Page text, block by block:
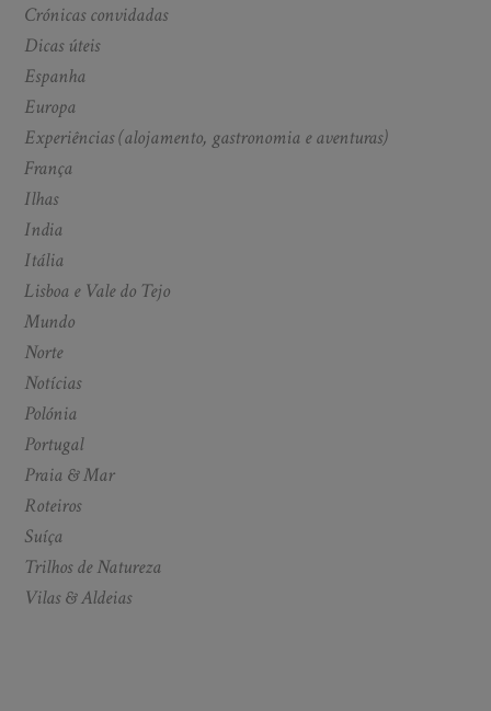
Crónicas convidadas
Dicas úteis
Espanha
Europa
Experiências (alojamento, gastronomia e aventuras)
França
Ilhas
India
Itália
Lisboa e Vale do Tejo
Mundo
Norte
Notícias
Polónia
Portugal
Praia & Mar
Roteiros
Suíça
Trilhos de Natureza
Vilas & Aldeias